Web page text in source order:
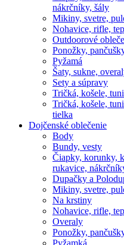
nákrčníky, šály
Mikiny, svetre,
Nohavice, rifle,
Outdoorové
Ponožky,
Pyžamá
Šaty, sukne,
Sety a súpravy
Tričká, košele,
Tričká, košele,
tielka
Dojčenské oblečenie
Body
Bundy, vesty
Čiapky, korunky,
rukavice,
Dupačky a
Mikiny, svetre,
Na krstiny
Nohavice, rifle,
Overaly
Ponožky,
Pyžamká